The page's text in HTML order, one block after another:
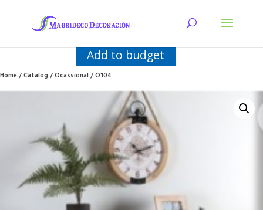
Add to budget
Home/Catalog/Ocassional/ O104